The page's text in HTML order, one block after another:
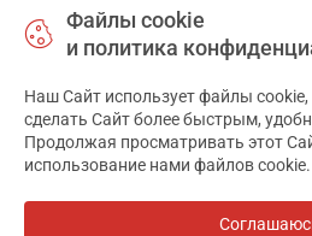
ПЕРЕД ПРИМЕНЕНИЕМ
ТОВ «АПТЕКА 911.ЮА» Код
Отказ от
Файлы cookie
и политика
Наш Сайт использует файлы
сделать Сайт более быстрым,
Продолжая просматривать этот
использование нами файлов cookie.